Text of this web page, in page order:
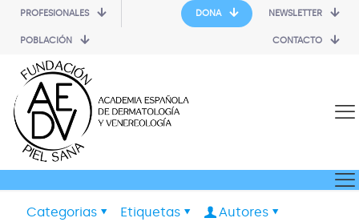
PROFESIONALES
POBLACIÓN
DONA NEWSLETTER
CONTACTO
Categorias Etiquetas
Autores